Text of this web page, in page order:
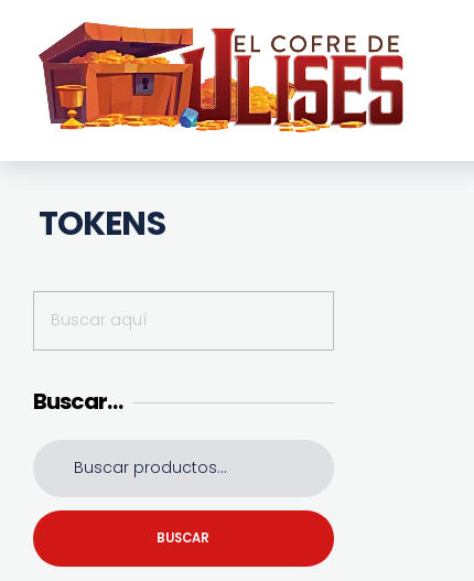
TOKENS
Buscar…
BUSCAR